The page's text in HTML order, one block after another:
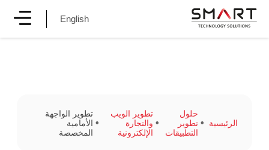
English
الرئيسية
حلول
تطوير
التطبيقات
تطوير الويب
والتجارة
الإلكترونية
تطوير الواجهة
الأمامية
المخصصة